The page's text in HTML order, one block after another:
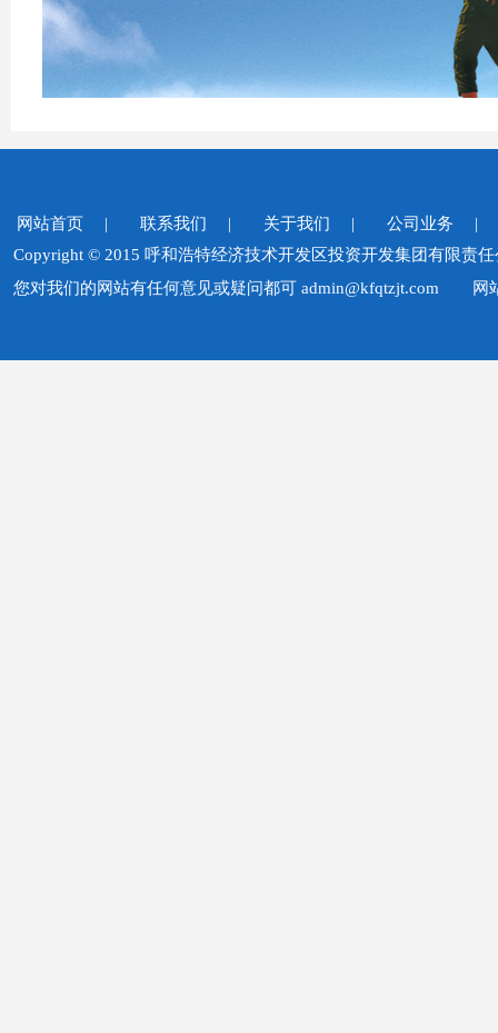
网站首页 | 联系我们 | 关于我们 |
公司业务 |
Copyright © 2015 呼和浩特经济技术开发区投资开发集团有
您对我们的网站有任何意见或疑问都可 admin@kfqtzjt.com
网